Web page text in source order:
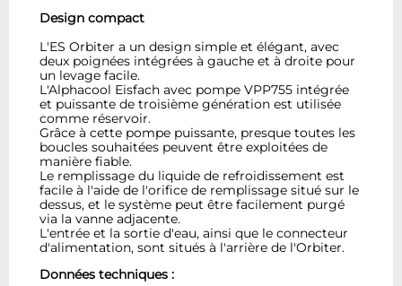
Design compact
L'ES Orbiter a un design simple et élégant, avec
deux poignées intégrées à gauche et à droite pour
un levage facile.
L'Alphacool Eisfach avec pompe VPP755 intégrée
et puissante de troisième génération est utilisée
comme réservoir.
Grâce à cette pompe puissante, presque toutes les
boucles souhaitées peuvent être exploitées de
manière fiable.
Le remplissage du liquide de refroidissement est
facile à l'aide de l'orifice de remplissage situé sur le
dessus, et le système peut être facilement purgé
via la vanne adjacente.
L'entrée et la sortie d'eau, ainsi que le connecteur
d'alimentation, sont situés à l'arrière de l'Orbiter.
Données techniques :